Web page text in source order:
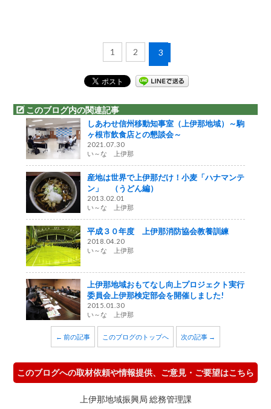
1 2 3
このブログ内の関連記事
しあわせ信州移動知事室（上伊那地域）～駒
ヶ根市飲食店との懇談会～
2021.07.30
い～な 上伊那
産地は世界で上伊那だけ！小麦「ハナマンテ
ン」 （うどん編）
2013.02.01
い～な 上伊那
平成３０年度 上伊那消防協会教養訓練
2018.04.20
い～な 上伊那
上伊那地域おもてなし向上プロジェクト実行
委員会上伊那検定部会を開催しました!
2015.01.30
い～な 上伊那
← 前の記事 このブログのトップへ 次の記事 →
このブログへの取材依頼や情報提供、ご意見・ご要望はこちら
上伊那地域振興局 総務管理課